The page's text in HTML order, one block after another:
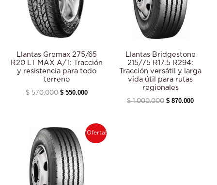
Llantas Gremax 275/65
R20 LT MAX A/T: Tracción
y resistencia para todo
terreno
$570.000 $ 550.000
Llantas Bridgestone
215/75 R17.5 R294:
Tracción versátil y larga
vida útil para rutas
regionales
$1.000.000 $ 870.000
¡Oferta!
El
precio
original
era:
$ 1.160.000.
El
precio